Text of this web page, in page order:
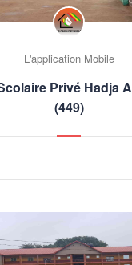
L'application Mobile
Privé Hadja
(449)